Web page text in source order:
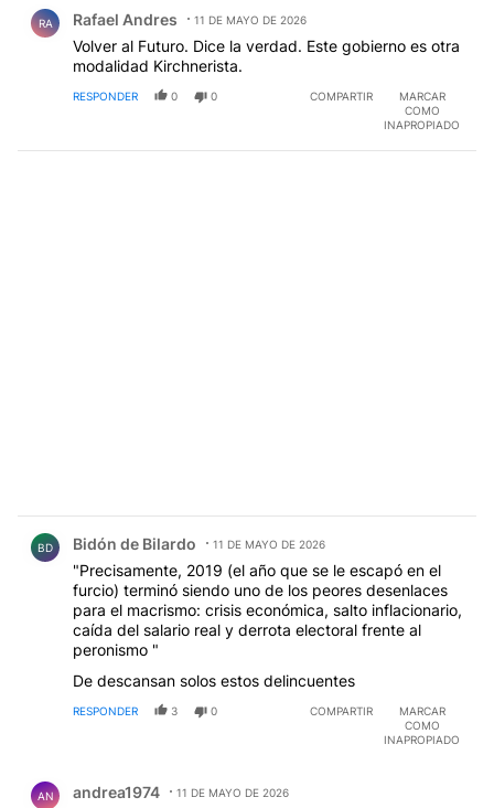
RA Rafael Andres 11 DE MAYO DE 2026
Volver al Futuro. Dice la verdad. Este gobierno es otra
modalidad Kirchnerista.
RESPONDER 0 0 COMPARTIR
MARCAR
COMO
INAPROPIADO
BD Bidón de Bilardo 11 DE MAYO DE 2026
"Precisamente, 2019 (el año que se le escapó en el
furcio) terminó siendo uno de los peores desenlaces
para el macrismo: crisis económica, salto inflacionario,
caída del salario real y derrota electoral frente al
peronismo "
De descansan solos estos delincuentes
RESPONDER 3 0 COMPARTIR
MARCAR
COMO
INAPROPIADO
AN andrea1974 11 DE MAYO DE 2026